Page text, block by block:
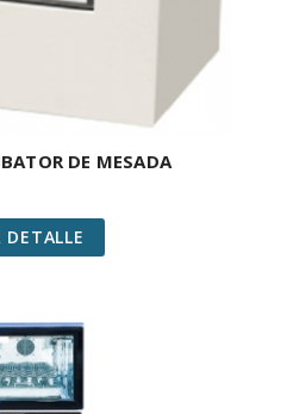
DE MESADA
DETALLE